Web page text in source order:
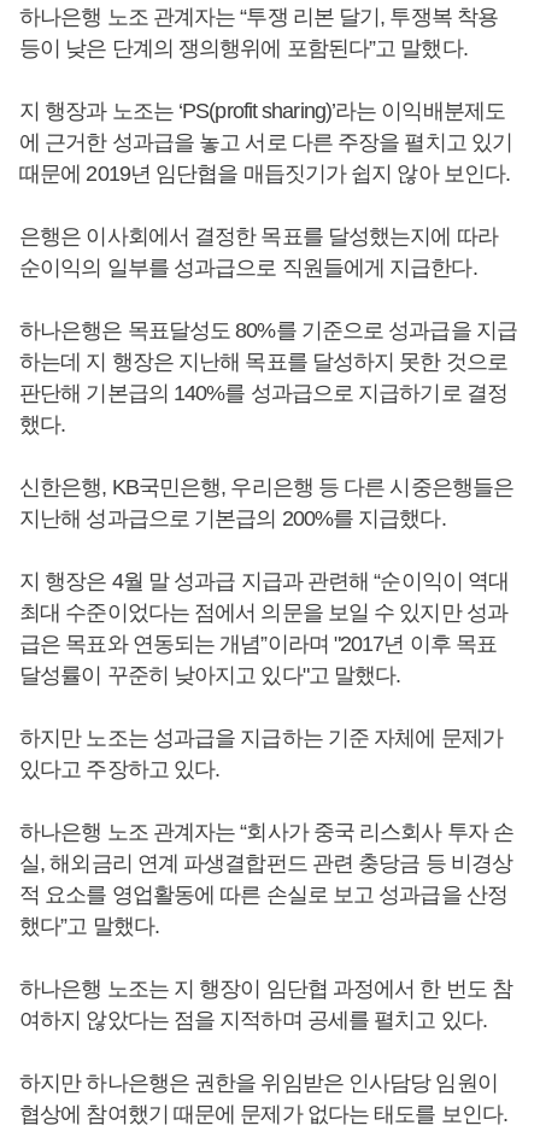
하나은행 노조 관계자는 “투쟁 리본 달기, 투쟁복 착용
등이 낮은 단계의 쟁의행위에 포함된다”고 말했다.
지 행장과 노조는 ‘PS(profit sharing)’라는 이익배분제도
에 근거한 성과급을 놓고 서로 다른 주장을 펼치고 있기
때문에 2019년 임단협을 매듭짓기가 쉽지 않아 보인다.
은행은 이사회에서 결정한 목표를 달성했는지에 따라
순이익의 일부를 성과급으로 직원들에게 지급한다.
하나은행은 목표달성도 80%를 기준으로 성과급을 지급
하는데 지 행장은 지난해 목표를 달성하지 못한 것으로
판단해 기본급의 140%를 성과급으로 지급하기로 결정
했다.
신한은행, KB국민은행, 우리은행 등 다른 시중은행들은
지난해 성과급으로 기본급의 200%를 지급했다.
지 행장은 4월 말 성과급 지급과 관련해 “순이익이 역대
최대 수준이었다는 점에서 의문을 보일 수 있지만 성과
급은 목표와 연동되는 개념”이라며 "2017년 이후 목표
달성률이 꾸준히 낮아지고 있다"고 말했다.
하지만 노조는 성과급을 지급하는 기준 자체에 문제가
있다고 주장하고 있다.
하나은행 노조 관계자는 “회사가 중국 리스회사 투자 손
실, 해외금리 연계 파생결합펀드 관련 충당금 등 비경상
적 요소를 영업활동에 따른 손실로 보고 성과급을 산정
했다”고 말했다.
하나은행 노조는 지 행장이 임단협 과정에서 한 번도 참
여하지 않았다는 점을 지적하며 공세를 펼치고 있다.
하지만 하나은행은 권한을 위임받은 인사담당 임원이
협상에 참여했기 때문에 문제가 없다는 태도를 보인다.